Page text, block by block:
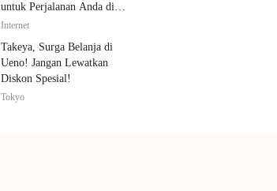
untuk Perjalanan Anda di
Jepang
Internet
Takeya, Surga Belanja di
Ueno! Jangan Lewatkan
Diskon Spesial!
Tokyo